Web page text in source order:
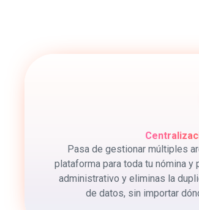
Pasa de gestionar múltiples
plataforma para toda tu nómina y
administrativo y eliminas la
de datos, sin importar